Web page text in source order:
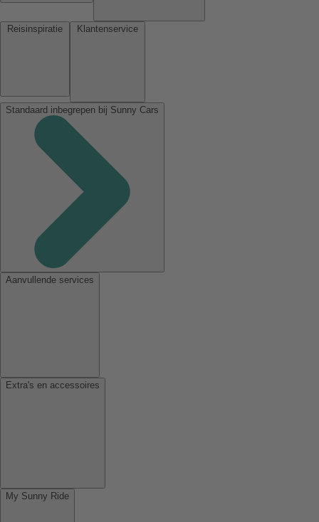
Standaard inbegrepen bij Sunny Cars
Aanvullende services
Extra's en accessoires
My Sunny Ride